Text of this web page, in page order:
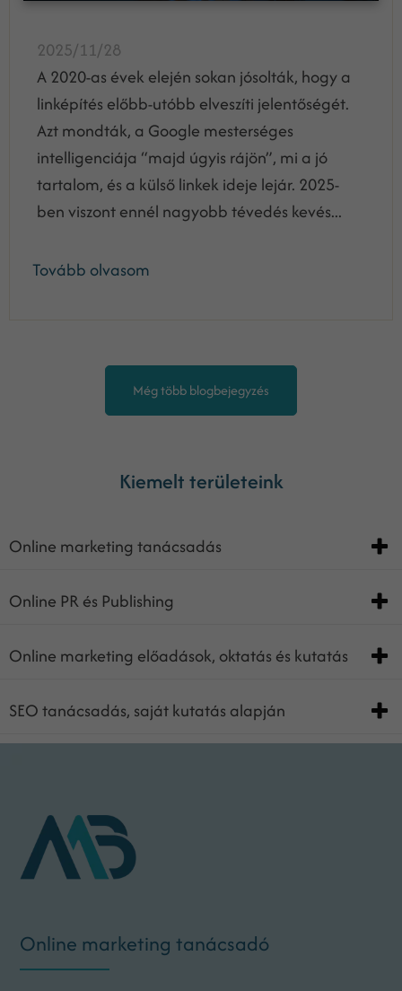
2025/11/28
A 2020-as évek elején sokan jósolták, hogy a
linképítés előbb-utóbb elveszíti jelentőségét.
Azt mondták, a Google mesterséges
intelligenciája “majd úgyis rájön”, mi a jó
tartalom, és a külső linkek ideje lejár. 2025-
ben viszont ennél nagyobb tévedés kevés...
Tovább olvasom
Még több blogbejegyzés
Kiemelt területeink
Online marketing tanácsadás
Online PR és Publishing
Online marketing előadások, oktatás és kutatás
SEO tanácsadás, saját kutatás alapján
Online marketing tanácsadó